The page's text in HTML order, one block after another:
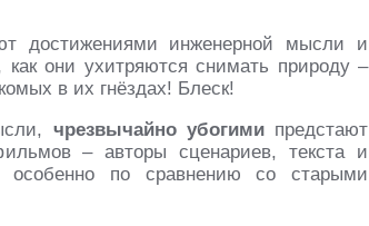
достижениями инженерной мысли и
они ухитряются снимать природу –
в их гнёздах! Блеск!
чрезвычайно убогимипредстают
– авторы сценариев, текста и
по сравнению со старыми